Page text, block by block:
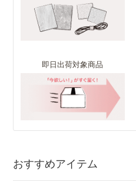
即日出荷対象商品
おすすめアイテム